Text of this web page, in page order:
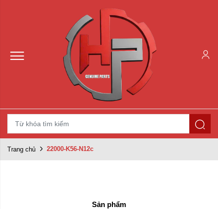
Trang chủ 22000-K56-N12c
Sản phẩm